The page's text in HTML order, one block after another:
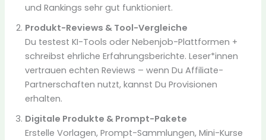
und Rankings sehr gut funktioniert.
Produkt-Reviews & Tool-Vergleiche
Du testest KI-Tools oder Nebenjob-Plattformen +
schreibst ehrliche Erfahrungsberichte. Leser*innen
vertrauen echten Reviews – wenn Du Affiliate-
Partnerschaften nutzt, kannst Du Provisionen
erhalten.
Digitale Produkte & Prompt-Pakete
Erstelle Vorlagen, Prompt-Sammlungen, Mini-Kurse